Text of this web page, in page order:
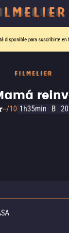
disponible para suscribirte en
--/10 1h35min B